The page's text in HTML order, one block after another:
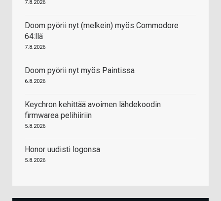
7.8.2026
Doom pyörii nyt (melkein) myös Commodore
64:llä
7.8.2026
Doom pyörii nyt myös Paintissa
6.8.2026
Keychron kehittää avoimen lähdekoodin
firmwarea pelihiiriin
5.8.2026
Honor uudisti logonsa
5.8.2026